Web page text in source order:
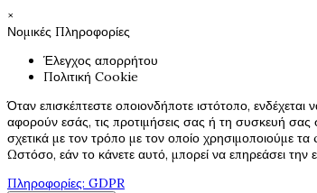
×
Νομικές Πληροφορίες
Έλεγχος απορρήτου
Πολιτική Cookie
Όταν επισκέπτεστε οποιονδήποτε ιστότοπο,
αφορούν εσάς, τις προτιμήσεις σας ή τη συσκευή σας
σχετικά με τον τρόπο με τον οποίο χρησιμοποιούμε
Ωστόσο, εάν το κάνετε αυτό, μπορεί να επηρεάσει
Πληροφορίες: GDPR